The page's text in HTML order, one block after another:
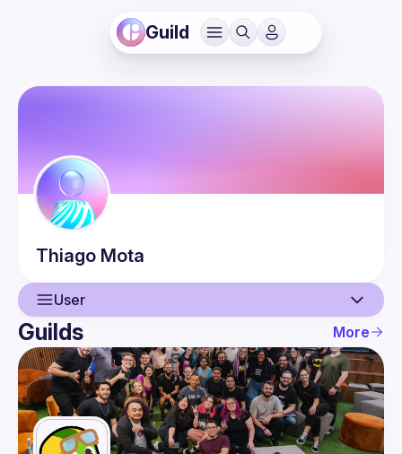
Guild
Thiago Mota
User
User
Events
Guilds
Guilds More